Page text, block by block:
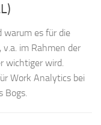
warum es für die
im Rahmen der
wichtiger wird.
Work Analytics bei
Bogs.